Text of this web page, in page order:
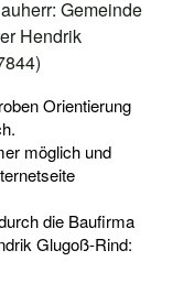
Gemeinde
Hendrik
Orientierung
möglich und
die Baufirma
Glugoß-Rind: